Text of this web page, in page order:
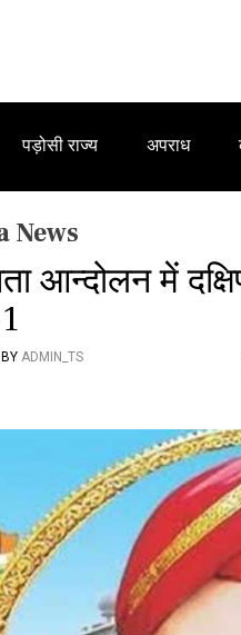
पड़ोसी राज्य अपराध
News
आन्दोलन में
BY ADMIN_TS